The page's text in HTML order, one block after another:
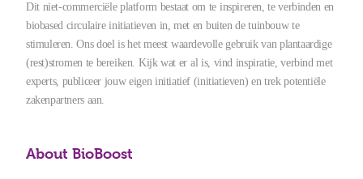
Dit niet-commerciële platform bestaat om te inspireren, te verbinden en
biobased circulaire initiatieven in, met en buiten de tuinbouw te
stimuleren. Ons doel is het meest waardevolle gebruik van plantaardige
(rest)stromen te bereiken. Kijk wat er al is, vind inspiratie, verbind met
experts, publiceer jouw eigen initiatief (initiatieven) en trek potentiële
zakenpartners aan.
About BioBoost